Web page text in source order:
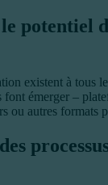
potentiel
existent à tous
font émerger –
ou autres formats